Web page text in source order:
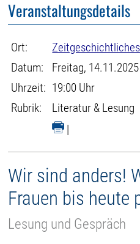
Veranstaltungsdetails
Ort:
Datum:
Freitag, 14.11.2025
Uhrzeit: 19:00 Uhr
Rubrik:
Literatur & Lesung
|
Wir sind anders!
Frauen bis heute
Lesung und Gespräch